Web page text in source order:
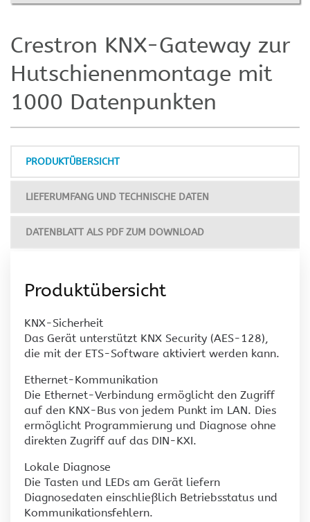
Crestron KNX-Gateway zur
Hutschienenmontage mit
1000 Datenpunkten
PRODUKTÜBERSICHT
LIEFERUMFANG UND TECHNISCHE DATEN
DATENBLATT ALS PDF ZUM DOWNLOAD
Produktübersicht
KNX-Sicherheit
Das Gerät unterstützt KNX Security (AES-128),
die mit der ETS-Software aktiviert werden kann.
Ethernet-Kommunikation
Die Ethernet-Verbindung ermöglicht den Zugriff
auf den KNX-Bus von jedem Punkt im LAN. Dies
ermöglicht Programmierung und Diagnose ohne
direkten Zugriff auf das DIN-KXI.
Lokale Diagnose
Die Tasten und LEDs am Gerät liefern
Diagnosedaten einschließlich Betriebsstatus und
Kommunikationsfehlern.